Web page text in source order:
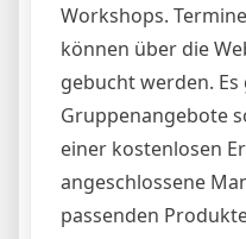
Workshops.
können über die
gebucht werden. Es
Gruppenangebote
einer kostenlosen
angeschlossene
passenden